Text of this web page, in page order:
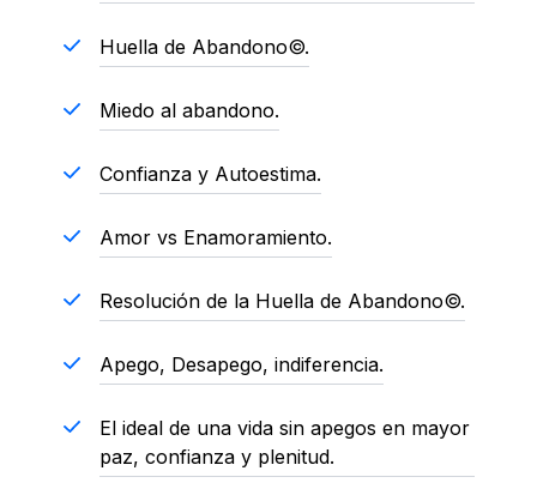
Huella de Abandono©.
Miedo al abandono.
Confianza y Autoestima.
Amor vs Enamoramiento.
Resolución de la Huella de Abandono©.
Apego, Desapego, indiferencia.
El ideal de una vida sin apegos en mayor
paz, confianza y plenitud.